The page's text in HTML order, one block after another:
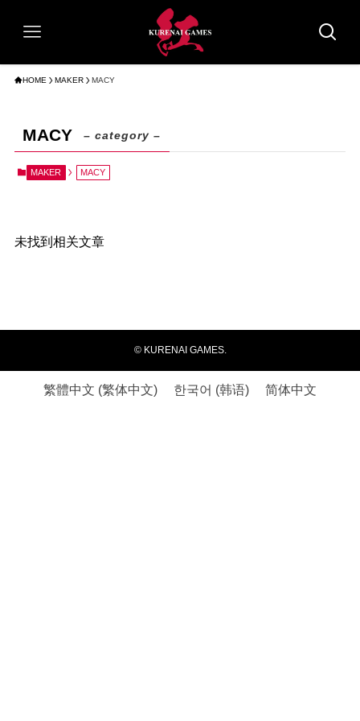
HOME MAKER MACY
MACY – category –
MAKER MACY
未找到相关文章
©KURENAI GAMES.
繁體中文 (繁体中文) 한국어 (韩语) 简体中文